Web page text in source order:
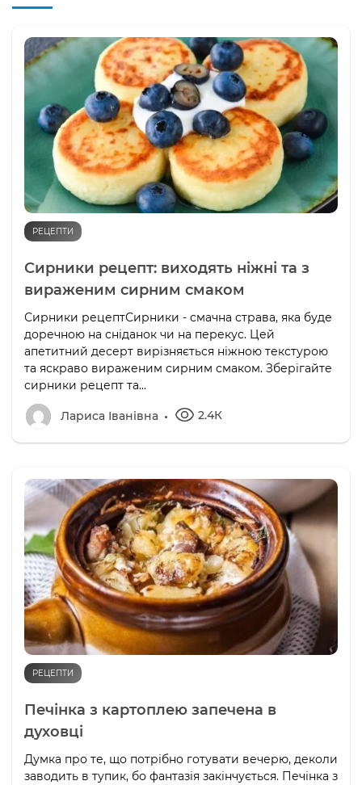
РЕЦЕПТИ
Сирники рецепт: виходять ніжні та з
вираженим сирним смаком
Сирники рецептСирники - смачна страва, яка буде
доречною на сніданок чи на перекус. Цей
апетитний десерт вирізняється ніжною текстурою
та яскраво вираженим сирним смаком. Зберігайте
сирники рецепт та...
Лариса Іванівна 2.4К
РЕЦЕПТИ
Печінка з картоплею запечена в
духовці
Думка про те, що потрібно готувати вечерю, деколи
заводить в тупик, бо фантазія закінчується. Печінка з